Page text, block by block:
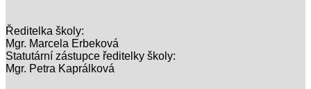
Ředitelka školy:
Mgr. Marcela Erbeková
Statutární zástupce ředitelky školy:
Mgr. Petra Kaprálková